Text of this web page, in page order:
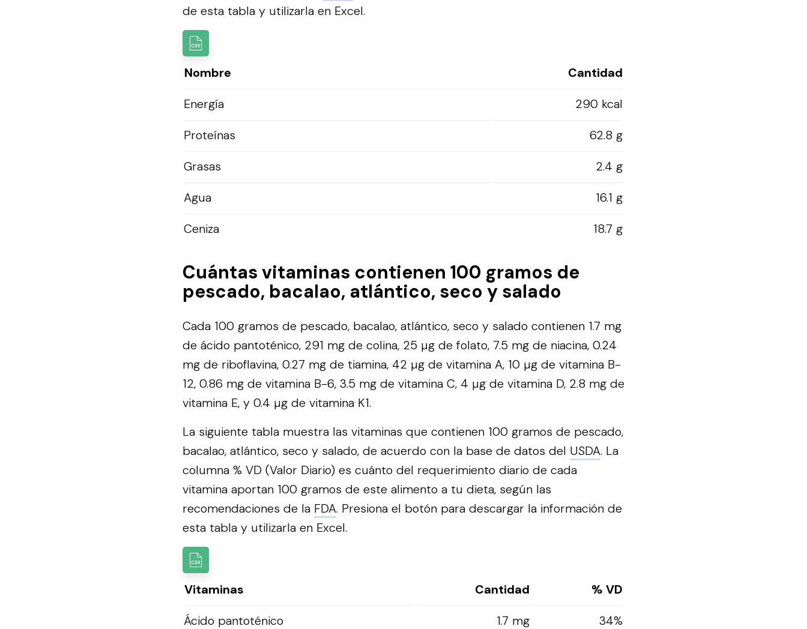
de esta tabla y utilizarla en Excel.
Nombre
Cantidad
Energía
290 kcal
Proteínas
62.8 g
Grasas
2.4 g
Agua
16.1 g
Ceniza
18.7 g
Cuántas vitaminas contienen 100 gramos de
pescado, bacalao, atlántico, seco y salado
Cada 100 gramos de pescado, bacalao, atlántico, seco y salado contienen 1.7 mg
de ácido pantoténico, 291 mg de colina, 25 µg de folato, 7.5 mg de niacina, 0.24
mg de riboflavina, 0.27 mg de tiamina, 42 µg de vitamina A, 10 µg de vitamina B-
12, 0.86 mg de vitamina B-6, 3.5 mg de vitamina C, 4 µg de vitamina D, 2.8 mg de
vitamina E, y 0.4 µg de vitamina K1.
La siguiente tabla muestra las vitaminas que contienen 100 gramos de pescado,
bacalao, atlántico, seco y salado, de acuerdo con la base de datos del USDA. La
columna % VD (Valor Diario) es cuánto del requerimiento diario de cada
vitamina aportan 100 gramos de este alimento a tu dieta, según las
recomendaciones de la FDA. Presiona el botón para descargar la información de
esta tabla y utilizarla en Excel.
Vitaminas Cantidad
% VD
Ácido pantoténico
1.7 mg
34%